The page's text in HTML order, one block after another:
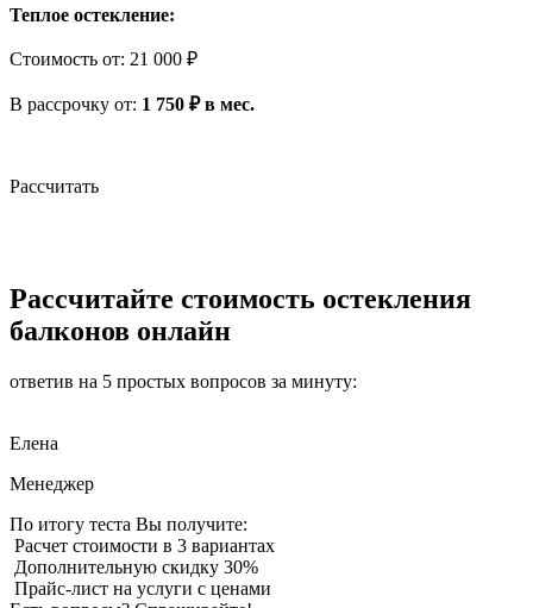
Теплое остекление:
Стоимость от: 21 000 ₽
В рассрочку от: 1 750 ₽ в мес.
Рассчитать
Рассчитайте стоимость остекления
балконов онлайн
ответив на 5 простых вопросов за минуту:
Елена
Менеджер
По итогу теста Вы получите:
Расчет стоимости в 3 вариантах
Дополнительную скидку 30%
Прайс-лист на услуги с ценами